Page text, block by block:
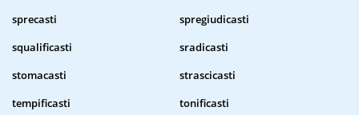
sprecasti
spregiudicasti
squalificasti
sradicasti
stomacasti
strascicasti
tempificasti
tonificasti